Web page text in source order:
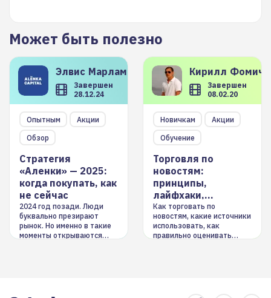
Может быть полезно
Элвис Марламов
Завершен
28.12.24
Опытным
Акции
Обзор
Стратегия
«Аленки» — 2025:
когда покупать, как
не сейчас
2024 год позади. Люди
буквально презирают
рынок. Но именно в такие
моменты открываются
Кирилл
Завершен
08.02.20
Новичкам
Акции
Обучение
Торговля по
новостям:
принципы,
лайфхаки,
инструменты
Как торговать по
новостям, какие источники
использовать, как
правильно оценивать